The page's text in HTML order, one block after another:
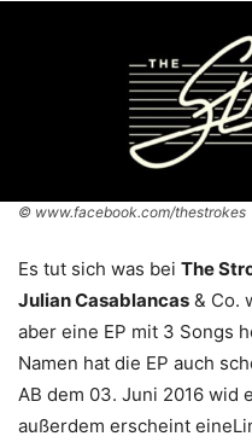
© www.facebook.com/thestrokes
Es tut sich was bei The
Julian Casablancas & Co.
aber eine EP mit 3 Songs
Namen hat die EP auch
AB dem 03. Juni 2016 wid
außerdem erscheint